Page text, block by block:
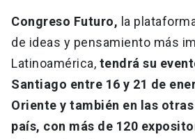
Congreso Futuro, la
de ideas y pensamiento más
Latinoamérica, tendrá su
Santiago entre 16 y 21 de
Oriente y también en las
país, con más de 120